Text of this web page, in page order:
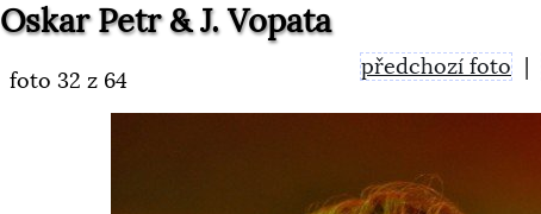
Oskar Petr & J. Vopata
foto32 z 64
předchozí foto